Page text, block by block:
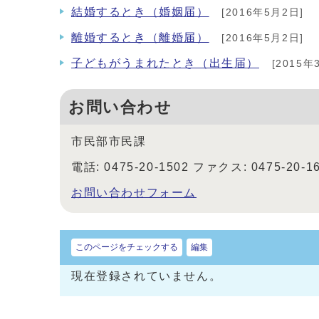
結婚するとき（婚姻届） [2016年5月2日]
離婚するとき（離婚届） [2016年5月2日]
子どもがうまれたとき（出生届） [2015年
お問い合わせ
市民部市民課
電話: 0475-20-1502 ファクス: 0475-20-
お問い合わせフォーム
このページをチェックする 編集
現在登録されていません。